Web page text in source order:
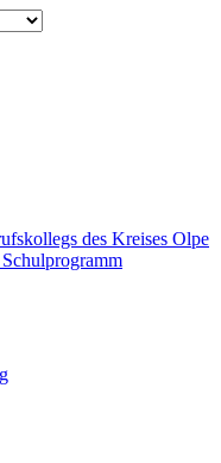
des Kreises Olpe